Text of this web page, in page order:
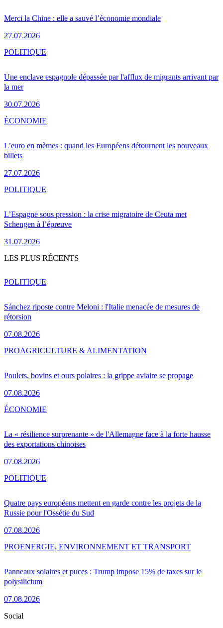
Merci la Chine : elle a sauvé l’économie mondiale
27.07.2026
Une enclave espagnole dépassée par l'afflux de migrants arrivant par
la mer
30.07.2026
POLITIQUE
L’euro en mèmes : quand les Européens détournent les nouveaux
billets
27.07.2026
ÉCONOMIE
L’Espagne sous pression : la crise migratoire de Ceuta met
Schengen à l’épreuve
31.07.2026
POLITIQUE
LES PLUS RÉCENTS
Sánchez riposte contre Meloni : l'Italie menacée de mesures de
rétorsion
07.08.2026
POLITIQUE
Poulets, bovins et ours polaires : la grippe aviaire se propage
07.08.2026
PROAGRICULTURE & ALIMENTATION
La « résilience surprenante » de l'Allemagne face à la forte hausse
des exportations chinoises
07.08.2026
ÉCONOMIE
Quatre pays européens mettent en garde contre les projets de la
Russie pour l'Ossétie du Sud
07.08.2026
POLITIQUE
Panneaux solaires et puces : Trump impose 15% de taxes sur le
polysilicium
07.08.2026
PROENERGIE, ENVIRONNEMENT ET TRANSPORT
Social